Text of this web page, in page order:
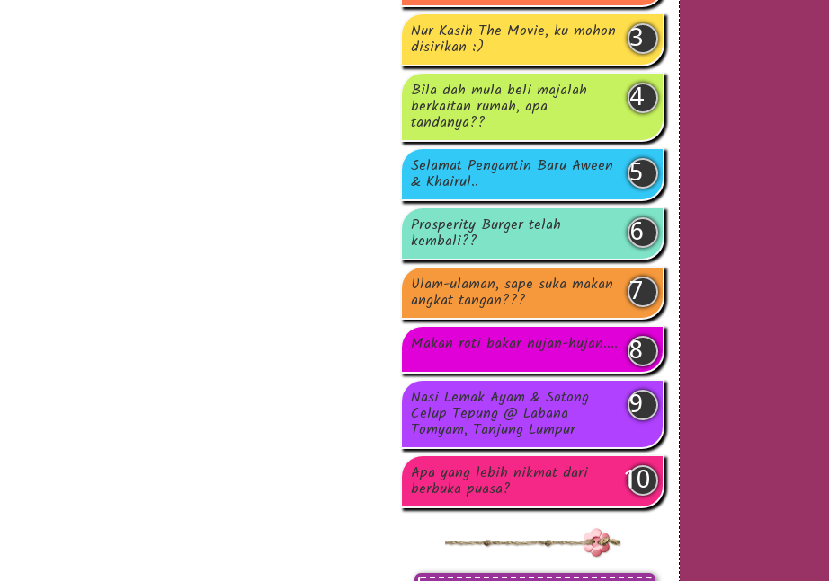
Nur Kasih The Movie, ku mohon
disirikan :)
Bila dah mula beli majalah
berkaitan rumah, apa
tandanya??
Selamat Pengantin Baru Aween
& Khairul..
Prosperity Burger telah
kembali??
Ulam-ulaman, sape suka makan
angkat tangan???
Makan roti bakar hujan-hujan....
Nasi Lemak Ayam & Sotong
Celup Tepung @ Labana
Tomyam, Tanjung Lumpur
Apa yang lebih nikmat dari
berbuka puasa?